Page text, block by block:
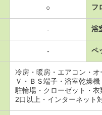
○ フ
- 浴
- ペ
冷房・暖房・エアコン・
Ｖ・ＢＳ端子・浴室乾燥
駐輪場・クローゼット・
2口以上・インターネット